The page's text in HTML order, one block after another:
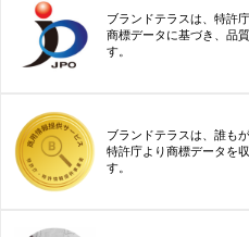
ブランドテラスは、特許
商標データに基づき、品
す。
ブランドテラスは、誰も
特許庁より商標データを
す。